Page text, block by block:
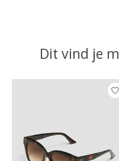
Dit vind je
Items van